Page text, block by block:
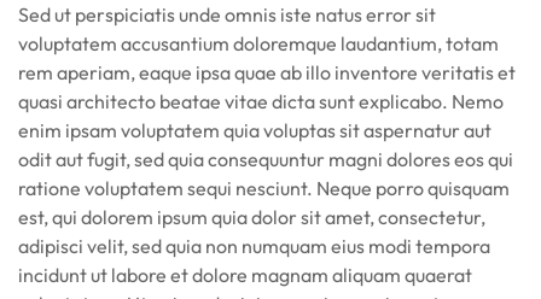
Sed ut perspiciatis unde omnis iste natus error sit
voluptatem accusantium doloremque laudantium, totam
rem aperiam, eaque ipsa quae ab illo inventore veritatis et
quasi architecto beatae vitae dicta sunt explicabo. Nemo
enim ipsam voluptatem quia voluptas sit aspernatur aut
odit aut fugit, sed quia consequuntur magni dolores eos qui
ratione voluptatem sequi nesciunt. Neque porro quisquam
est, qui dolorem ipsum quia dolor sit amet, consectetur,
adipisci velit, sed quia non numquam eius modi tempora
incidunt ut labore et dolore magnam aliquam quaerat